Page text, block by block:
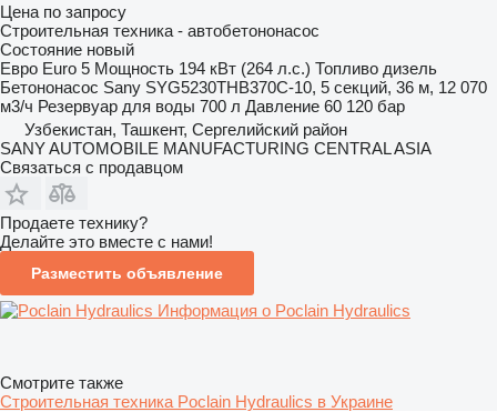
Цена по запросу
Строительная техника - автобетононасос
Состояние новый
Евро Euro 5 Мощность 194 кВт (264 л.с.) Топливо дизель
Бетононасос Sany SYG5230THB370C-10, 5 секций, 36 м, 12 070
м3/ч Резервуар для воды 700 л Давление 60 120 бар
Узбекистан, Ташкент, Сергелийский район
SANY AUTOMOBILE MANUFACTURING CENTRAL ASIA
Связаться с продавцом
Продаете технику?
Делайте это вместе с нами!
Разместить объявление
Информация о Poclain Hydraulics
Смотрите также
Строительная техника Poclain Hydraulics в Украине